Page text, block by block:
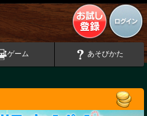
ゲーム あそびかた